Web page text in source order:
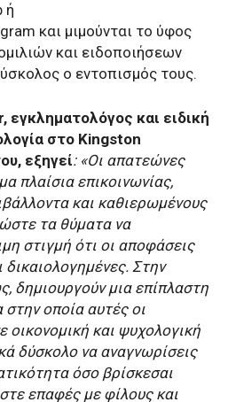
ή
και μιμούνται το ύφος
και ειδοποιήσεων
ο εντοπισμός τους.
, εγκληματολόγος και ειδική
στο Kingston
εξηγεί: «Οι απατεώνες
πλαίσια επικοινωνίας,
και καθιερωμένους
τα θύματα να
στιγμή ότι οι αποφάσεις
δικαιολογημένες. Στην
δημιουργούν μια επίπλαστη
οποία αυτές οι
οικονομική και ψυχολογική
δύσκολο να αναγνωρίσεις
όσο βρίσκεσαι
επαφές με φίλους και